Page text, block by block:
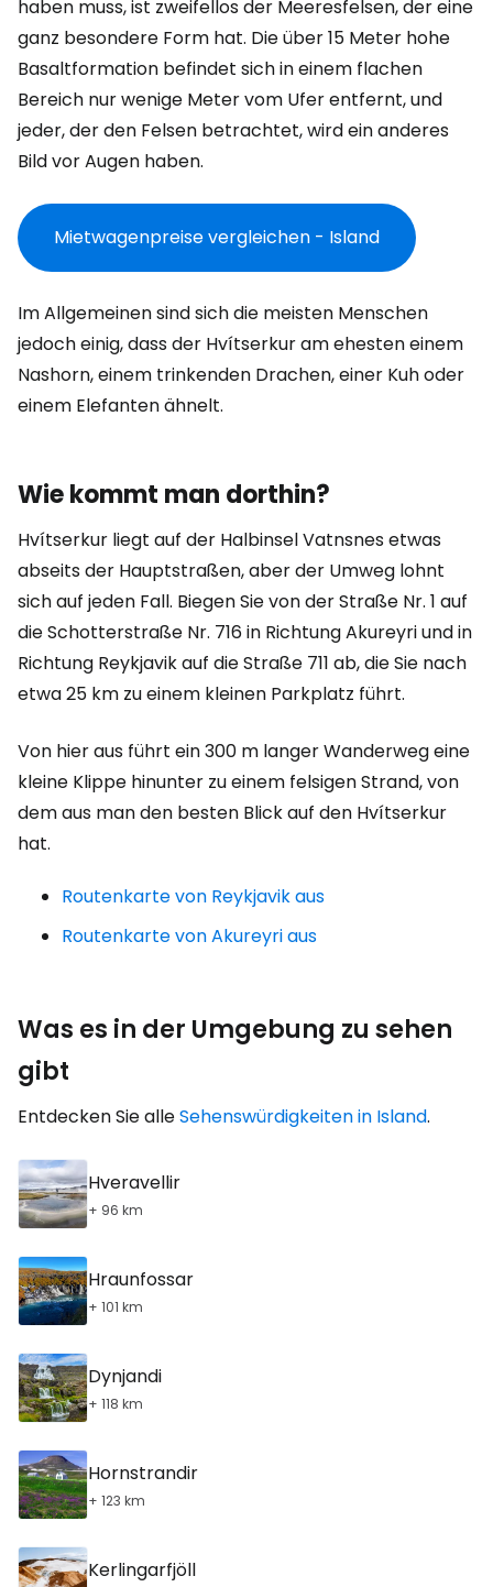
haben muss, ist zweifellos der Meeresfelsen, der eine
ganz besondere Form hat. Die über 15 Meter hohe
Basaltformation befindet sich in einem flachen
Bereich nur wenige Meter vom Ufer entfernt, und
jeder, der den Felsen betrachtet, wird ein anderes
Bild vor Augen haben.
Mietwagenpreise vergleichen - Island
Im Allgemeinen sind sich die meisten Menschen
jedoch einig, dass der Hvítserkur am ehesten einem
Nashorn, einem trinkenden Drachen, einer Kuh oder
einem Elefanten ähnelt.
Wie kommt man dorthin?
Hvítserkur liegt auf der Halbinsel Vatnsnes etwas
abseits der Hauptstraßen, aber der Umweg lohnt
sich auf jeden Fall. Biegen Sie von der Straße Nr. 1 auf
die Schotterstraße Nr. 716 in Richtung Akureyri und in
Richtung Reykjavik auf die Straße 711 ab, die Sie nach
etwa 25 km zu einem kleinen Parkplatz führt.
Von hier aus führt ein 300 m langer Wanderweg eine
kleine Klippe hinunter zu einem felsigen Strand, von
dem aus man den besten Blick auf den Hvítserkur
hat.
Routenkarte von Reykjavik aus
Routenkarte von Akureyri aus
Was es in der Umgebung zu sehen
gibt
Entdecken Sie alleSehenswürdigkeiten in Island.
Hveravellir
+ 96 km
Hraunfossar
+ 101 km
Dynjandi
+ 118 km
Hornstrandir
+ 123 km
Kerlingarfjöll